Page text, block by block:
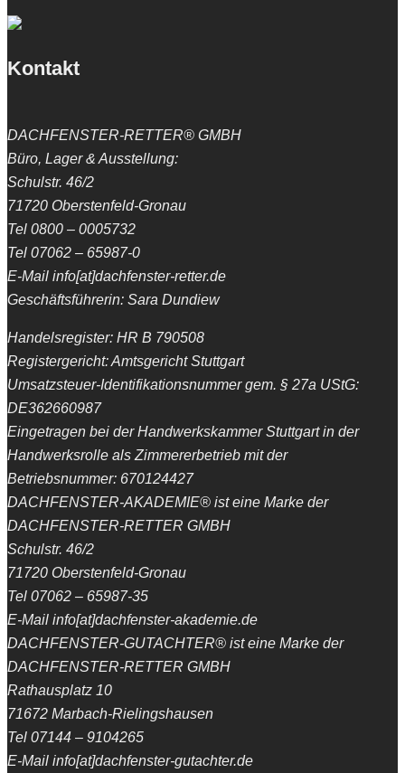
Kontakt
DACHFENSTER-RETTER® GMBH
Büro, Lager & Ausstellung:
Schulstr. 46/2
71720 Oberstenfeld-Gronau
Tel 0800 – 0005732
Tel 07062 – 65987-0
E-Mail info[at]dachfenster-retter.de
Geschäftsführerin: Sara Dundiew
Handelsregister: HR B 790508
Registergericht: Amtsgericht Stuttgart
Umsatzsteuer-Identifikationsnummer gem. § 27a UStG:
DE362660987
Eingetragen bei der Handwerkskammer Stuttgart in der
Handwerksrolle als Zimmererbetrieb mit der
Betriebsnummer: 670124427
DACHFENSTER-AKADEMIE® ist eine Marke der
DACHFENSTER-RETTER GMBH
Schulstr. 46/2
71720 Oberstenfeld-Gronau
Tel 07062 – 65987-35
E-Mail info[at]dachfenster-akademie.de
DACHFENSTER-GUTACHTER® ist eine Marke der
DACHFENSTER-RETTER GMBH
Rathausplatz 10
71672 Marbach-Rielingshausen
Tel 07144 – 9104265
E-Mail info[at]dachfenster-gutachter.de